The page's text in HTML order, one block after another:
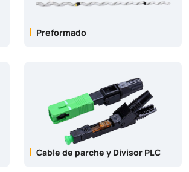
Preformado
Cable de parche y Divisor PLC